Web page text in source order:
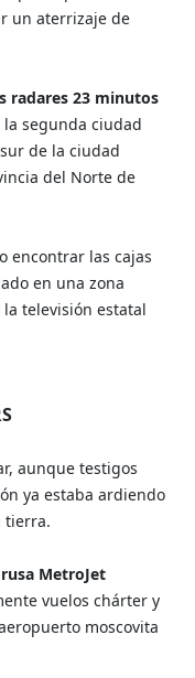
un aterrizaje de
radares 23 minutos
segunda ciudad
de la ciudad
del Norte de
encontrar las cajas
en una zona
televisión estatal
aunque testigos
ya estaba ardiendo
tierra.
MetroJet
vuelos chárter y
moscovita